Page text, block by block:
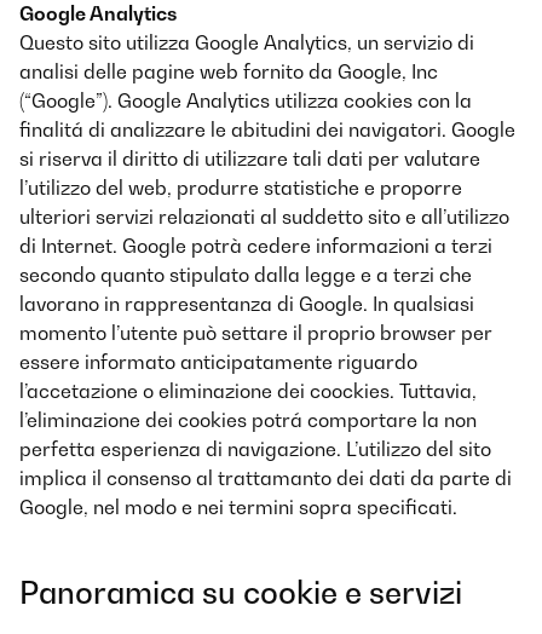
Google Analytics
Questo sito utilizza Google Analytics, un servizio di
analisi delle pagine web fornito da Google, Inc
(“Google”). Google Analytics utilizza cookies con la
finalitá di analizzare le abitudini dei navigatori. Google
si riserva il diritto di utilizzare tali dati per valutare
l’utilizzo del web, produrre statistiche e proporre
ulteriori servizi relazionati al suddetto sito e all’utilizzo
di Internet. Google potrà cedere informazioni a terzi
secondo quanto stipulato dalla legge e a terzi che
lavorano in rappresentanza di Google. In qualsiasi
momento l’utente può settare il proprio browser per
essere informato anticipatamente riguardo
l’accetazione o eliminazione dei coockies. Tuttavia,
l’eliminazione dei cookies potrá comportare la non
perfetta esperienza di navigazione. L’utilizzo del sito
implica il consenso al trattamanto dei dati da parte di
Google, nel modo e nei termini sopra specificati.
Panoramica su cookie e servizi